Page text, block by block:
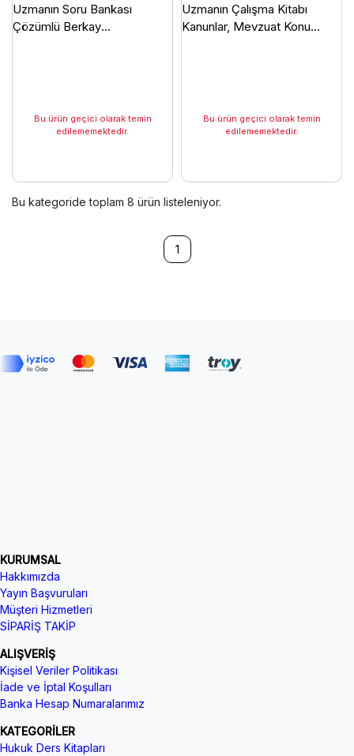
Uzmanın Soru Bankası
Çözümlü Berkay
Bu ürün geçici olarak temin
edilememektedir.
Uzmanın Çalışma Kitabı
Kanunlar, Mevzuat Konu
Eylül 2024 9. Baskı
Bu ürün geçici olarak temin
edilememektedir.
Bu kategoride toplam 8 ürün listeleniyor.
1
KURUMSAL
Hakkımızda
Yayın Başvuruları
Müşteri Hizmetleri
SİPARİŞ TAKİP
ALIŞVERİŞ
Kişisel Veriler Politikası
İade ve İptal Koşulları
Banka Hesap Numaralarımız
KATEGORİLER
Hukuk Ders Kitapları